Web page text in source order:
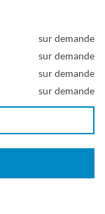
sur demande
sur demande
sur demande
sur demande